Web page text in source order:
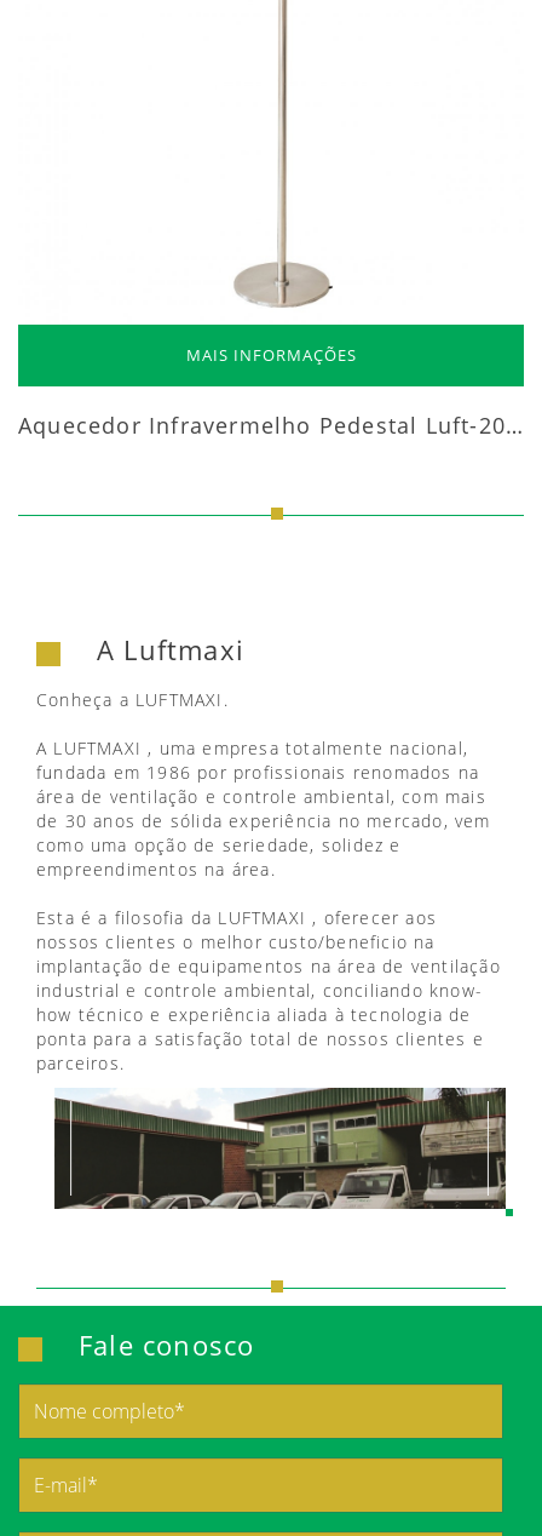
MAIS INFORMAÇÕES
Aquecedor Infravermelho Pedestal Luft-20000
A Luftmaxi
Conheça a LUFTMAXI.
A LUFTMAXI , uma empresa totalmente nacional,
fundada em 1986 por profissionais renomados na
área de ventilação e controle ambiental, com mais
de 30 anos de sólida experiência no mercado, vem
como uma opção de seriedade, solidez e
empreendimentos na área.
Esta é a filosofia da LUFTMAXI , oferecer aos
nossos clientes o melhor custo/beneficio na
implantação de equipamentos na área de ventilação
industrial e controle ambiental, conciliando know-
how técnico e experiência aliada à tecnologia de
ponta para a satisfação total de nossos clientes e
parceiros.
Fale conosco